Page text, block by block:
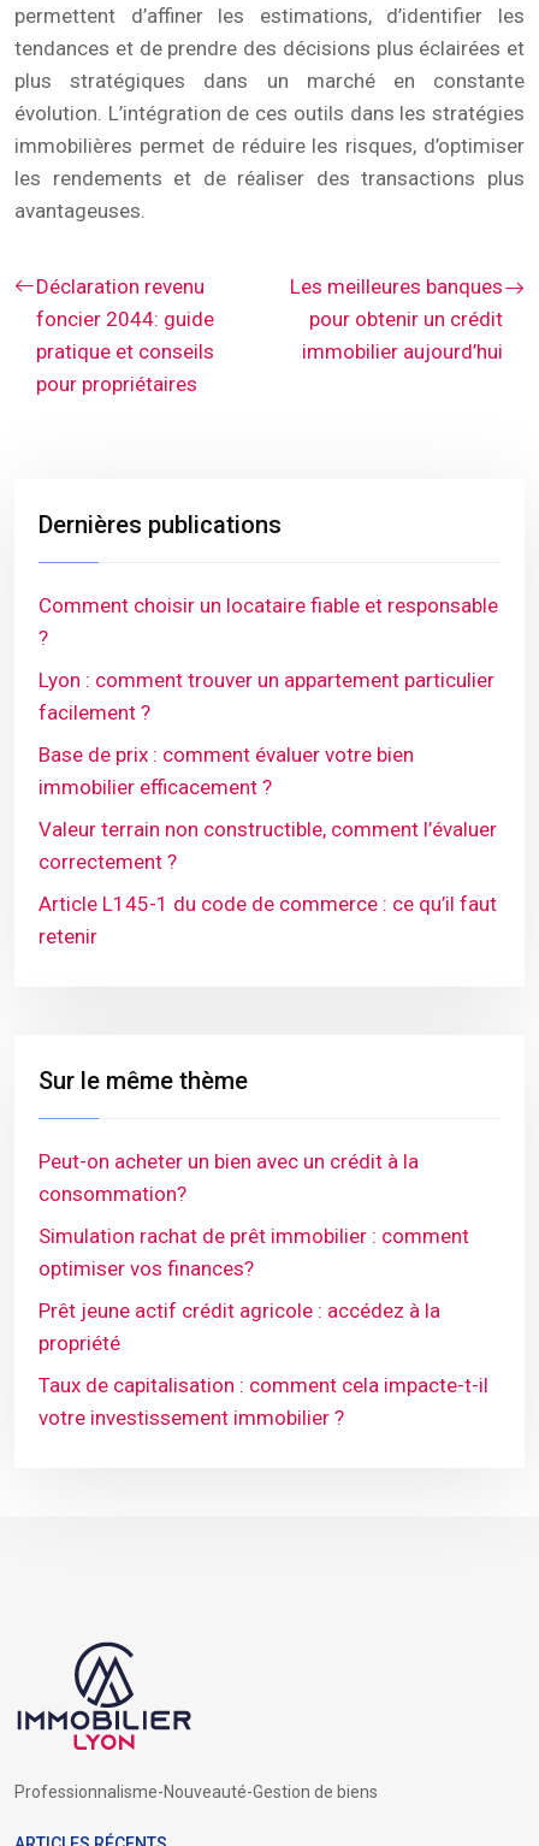
permettent d’affiner les estimations, d’identifier les
tendances et de prendre des décisions plus éclairées et
plus stratégiques dans un marché en constante
évolution. L’intégration de ces outils dans les stratégies
immobilières permet de réduire les risques, d’optimiser
les rendements et de réaliser des transactions plus
avantageuses.
Déclaration revenu
foncier 2044: guide
pratique et conseils
pour propriétaires
Les meilleures banques
pour obtenir un crédit
immobilier aujourd’hui
Dernières publications
Comment choisir un locataire fiable et responsable
?
Lyon : comment trouver un appartement particulier
facilement ?
Base de prix : comment évaluer votre bien
immobilier efficacement ?
Valeur terrain non constructible, comment l’évaluer
correctement ?
Article L145-1 du code de commerce : ce qu’il faut
retenir
Sur le même thème
Peut-on acheter un bien avec un crédit à la
consommation?
Simulation rachat de prêt immobilier : comment
optimiser vos finances?
Prêt jeune actif crédit agricole : accédez à la
propriété
Taux de capitalisation : comment cela impacte-t-il
votre investissement immobilier ?
Professionnalisme-Nouveauté-Gestion de biens